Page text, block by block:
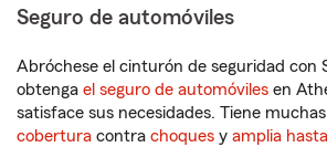
Seguro de automóviles
Abróchese el cinturón de seguridad con
obtenga el seguro de automóviles en
satisface sus necesidades. Tiene
cobertura contra choques y amplia